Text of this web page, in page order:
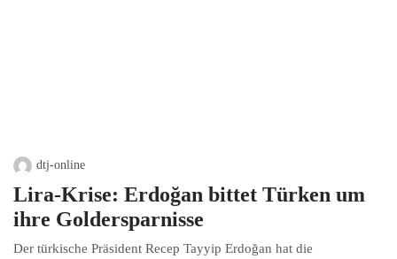
dtj-online
Lira-Krise: Erdoğan bittet Türken um
ihre Goldersparnisse
Der türkische Präsident Recep Tayyip Erdoğan hat die